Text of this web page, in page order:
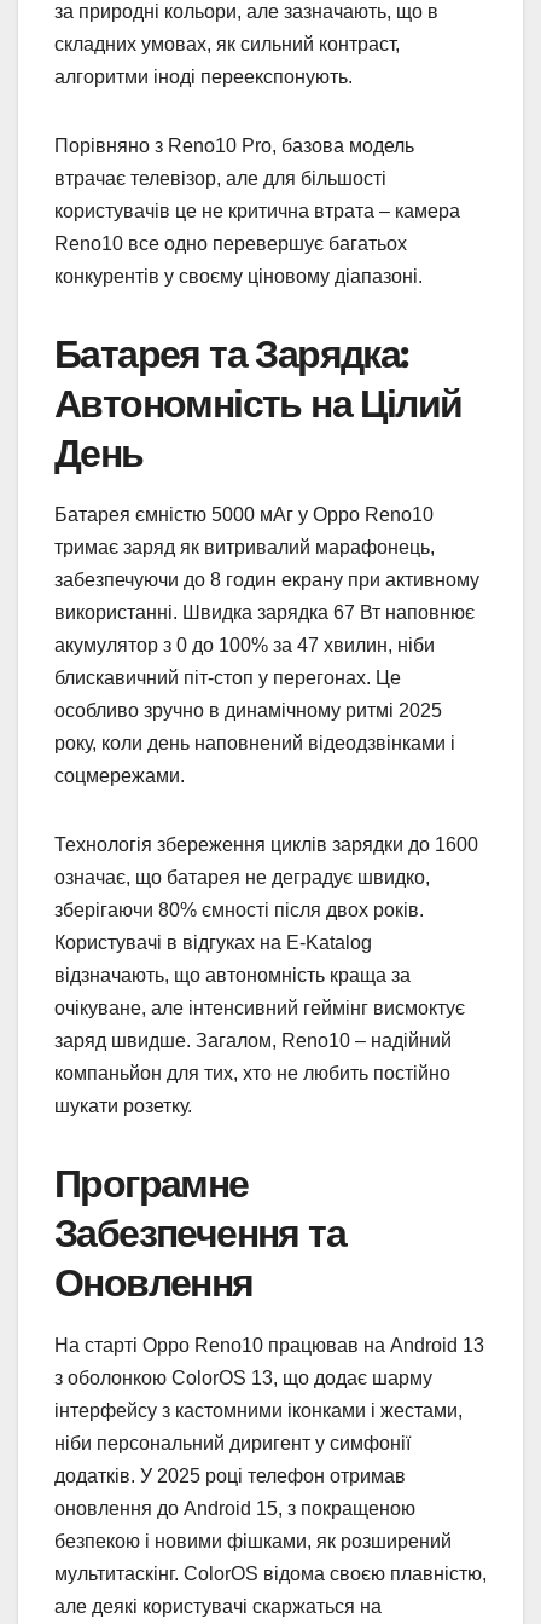
за природні кольори, але зазначають, що в
складних умовах, як сильний контраст,
алгоритми іноді переекспонують.
Порівняно з Reno10 Pro, базова модель
втрачає телевізор, але для більшості
користувачів це не критична втрата – камера
Reno10 все одно перевершує багатьох
конкурентів у своєму ціновому діапазоні.
Батарея та Зарядка:
Автономність на Цілий
День
Батарея ємністю 5000 мАг у Oppo Reno10
тримає заряд як витривалий марафонець,
забезпечуючи до 8 годин екрану при активному
використанні. Швидка зарядка 67 Вт наповнює
акумулятор з 0 до 100% за 47 хвилин, ніби
блискавичний піт-стоп у перегонах. Це
особливо зручно в динамічному ритмі 2025
року, коли день наповнений відеодзвінками і
соцмережами.
Технологія збереження циклів зарядки до 1600
означає, що батарея не деградує швидко,
зберігаючи 80% ємності після двох років.
Користувачі в відгуках на E-Katalog
відзначають, що автономність краща за
очікуване, але інтенсивний геймінг висмоктує
заряд швидше. Загалом, Reno10 – надійний
компаньйон для тих, хто не любить постійно
шукати розетку.
Програмне
Забезпечення та
Оновлення
На старті Oppo Reno10 працював на Android 13
з оболонкою ColorOS 13, що додає шарму
інтерфейсу з кастомними іконками і жестами,
ніби персональний диригент у симфонії
додатків. У 2025 році телефон отримав
оновлення до Android 15, з покращеною
безпекою і новими фішками, як розширений
мультитаскінг. ColorOS відома своєю плавністю,
але деякі користувачі скаржаться на